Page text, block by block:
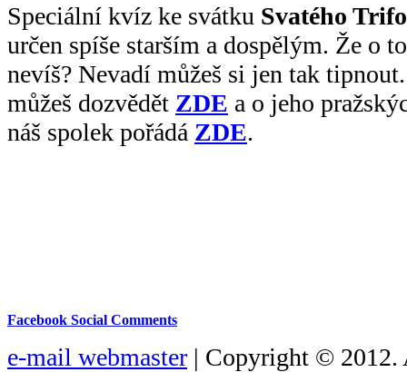
Speciální kvíz ke svátku Svatého
určen spíše starším a dospělým. Že o
nevíš? Nevadí můžeš si jen tak
můžeš dozvědět ZDE a o jeho
náš spolek pořádá ZDE.
Facebook Social Comments
e-mail webmaster | Copyright © 2012.